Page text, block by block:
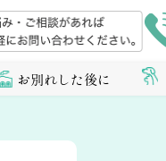
お別れした後に